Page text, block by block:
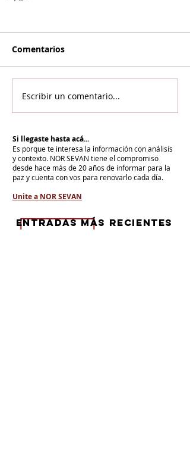
Comentarios
Escribir un comentario...
Si llegaste hasta acá...
Es porque te interesa la información con análisis
y contexto. NOR SEVAN tiene el compromiso
desde hace más de 20 años de informar para la
paz y cuenta con vos para renovarlo cada día.
Unite a NOR SEVAN
eNTRADAS MÁS RECIENTES